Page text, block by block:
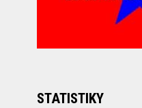
STATISTIKY